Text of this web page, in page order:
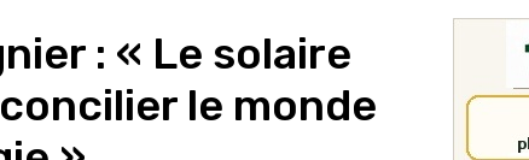
: « Le solaire
le monde